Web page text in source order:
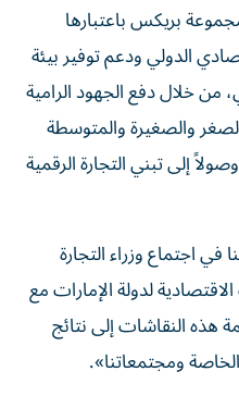
بريكس باعتبارها
الدولي ودعم توفير بيئة
من خلال دفع الجهود الرامية
والصغيرة والمتوسطة
إلى تبني التجارة الرقمية
اجتماع وزراء التجارة
لدولة الإمارات مع
هذه النقاشات إلى نتائج
ومجتمعاتنا».